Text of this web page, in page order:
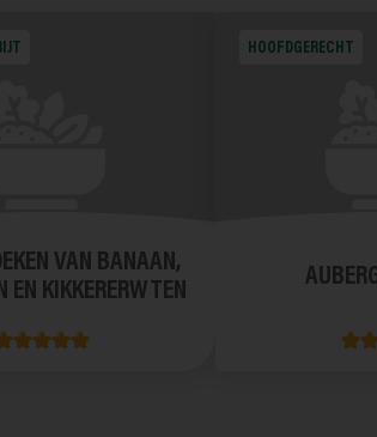
VAN BANAAN,
EN KIKKERERWTEN
HOOFDGERECHT